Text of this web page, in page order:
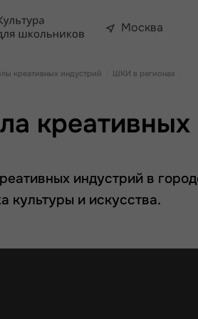
Москва
креативных индустрий ШКИ в регионах
индустрий в
культуры и искусства.